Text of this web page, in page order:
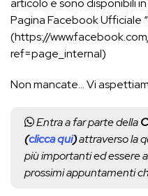
articolo e sono disponibili
Pagina Facebook Ufficiale
(https://
ref=page_internal)
Non mancate… Vi
Entra a far parte della
(clicca qui)attraverso la
più importanti ed essere
prossimi appuntamenti